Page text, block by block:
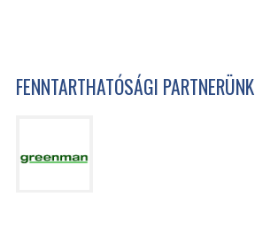
FENNTARTHATÓSÁGI PARTNERÜNK